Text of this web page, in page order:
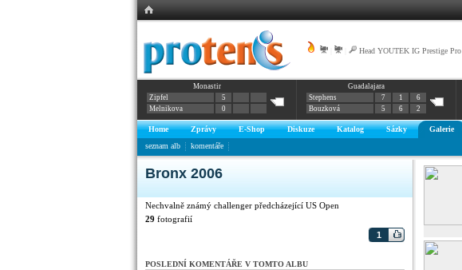
Head YOUTEK IG Prestige Pro
Monastir
Zipfel
5
Melnikova
0
Guadalajara
Stephens
7 1
6
Bouzková
5 6 2
Home Zprávy E-Shop Diskuze Katalog Sázky Galerie
seznam alb
komentáře
Bronx 2006
Nechvalně známý challenger předcházející US Open
29 fotografií
1
POSLEDNÍ KOMENTÁŘE V TOMTO ALBU